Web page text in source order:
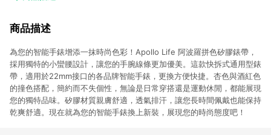
商品描述
為您的智能手錶增添一抹時尚色彩！Apollo Life 阿波羅拼色矽膠錶帶，
採用獨特的小蠻腰設計，讓您的手腕線條更加優美。這款快拆式通用型錶
帶，適用於22mm接口的各品牌智能手錶，更換方便快捷。杏色與酒紅色
的撞色搭配，簡約而不失個性，無論是日常穿搭還是運動休閒，都能展現
您的獨特品味。矽膠材質親膚舒適，透氣排汗，讓您長時間佩戴也能保持
乾爽舒適。現在就為您的智能手錶換上新裝，展現您的時尚態度吧！